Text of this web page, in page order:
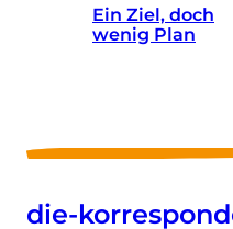
Ein Ziel, doch
wenig Plan
die-